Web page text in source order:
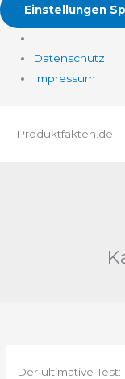
Einstellungen
Datenschutz
Impressum
InhaltProduktfakten.de
Der ultimative